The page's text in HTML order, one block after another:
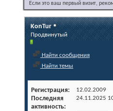
Если это ваш первый визит,
KonTur
Продвинутый
Найти сообщения
Найти темы
Регистрация 12.02.2009
Последняя
активность
24.11.2025